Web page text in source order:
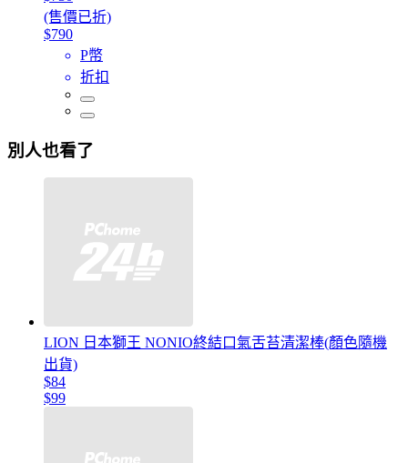
(售價已折)
$790
P幣
折扣
別人也看了
LION 日本獅王 NONIO終結口氣舌苔清潔棒(顏色隨機
出貨)
$84
$99